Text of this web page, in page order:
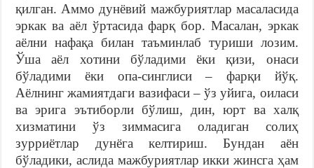
қилган. Аммо дунёвий мажбуриятлар масаласида
эркак ва аёл ўртасида фарқ бор. Масалан, эркак
аёлни нафақа билан таъминлаб туриши лозим.
Ўша аёл хотини бўладими ёки қизи, онаси
бўладими ёки опа-синглиси – фарқи йўқ.
Аёлнинг жамиятдаги вазифаси – ўз уйига, оиласи
ва эрига эътиборли бўлиш, дин, юрт ва халқ
хизматини ўз зиммасига оладиган солиҳ
зурриётлар дунёга келтириш. Бундан аён
бўладики, аслида мажбуриятлар икки жинсга ҳам